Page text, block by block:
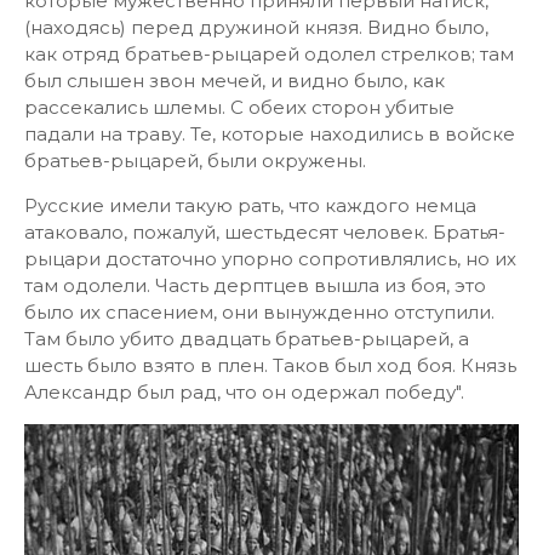
(находясь) перед дружиной князя. Видно было,
как отряд братьев-рыцарей одолел стрелков; там
был слышен звон мечей, и видно было, как
рассекались шлемы. С обеих сторон убитые
падали на траву. Те, которые находились в войске
братьев-рыцарей, были окружены.
Русские имели такую рать, что каждого немца
атаковало, пожалуй, шестьдесят человек. Братья-
рыцари достаточно упорно сопротивлялись, но их
там одолели. Часть дерптцев вышла из боя, это
было их спасением, они вынужденно отступили.
Там было убито двадцать братьев-рыцарей, а
шесть было взято в плен. Таков был ход боя. Князь
Александр был рад, что он одержал победу".